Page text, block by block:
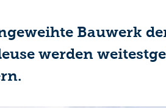
Bauwerk
werden